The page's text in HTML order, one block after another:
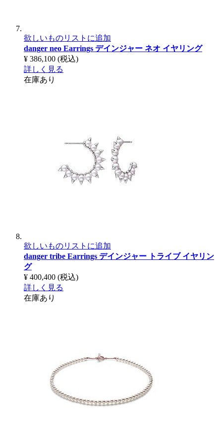
欲しいものリストに追加
danger neo Earrings デインジャー ネオ イヤリング
¥ 386,100 (税込)
詳しく見る
在庫あり
欲しいものリストに追加
danger tribe Earrings デインジャー トライブ イヤリン
グ
¥ 400,400 (税込)
詳しく見る
在庫あり